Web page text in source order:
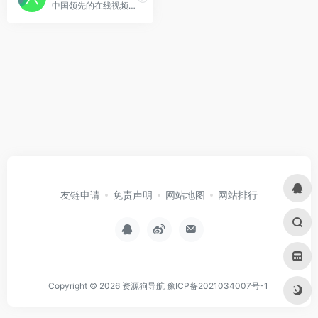
中国领先的在线视频娱乐直播平台之一。
友链申请 免责声明 网站地图 网站排行
Copyright © 2026 资源狗导航 豫ICP备2021034007号-1